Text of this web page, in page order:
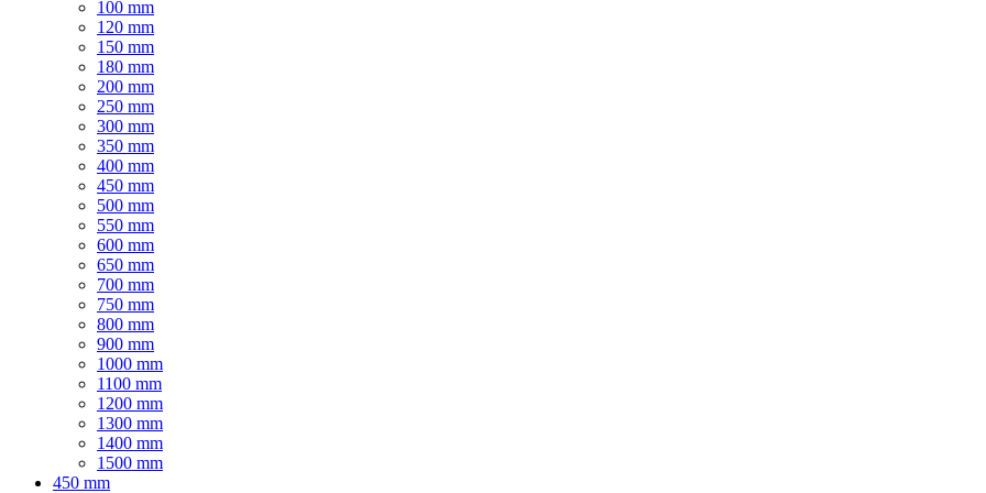
100 mm
120 mm
150 mm
180 mm
200 mm
250 mm
300 mm
350 mm
400 mm
450 mm
500 mm
550 mm
600 mm
650 mm
700 mm
750 mm
800 mm
900 mm
1000 mm
1100 mm
1200 mm
1300 mm
1400 mm
1500 mm
450 mm